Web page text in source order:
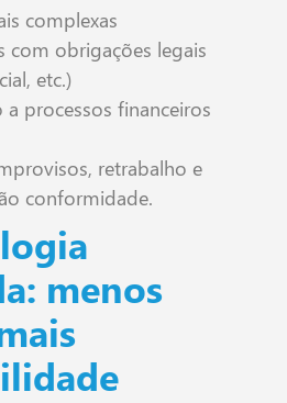
complexas
com obrigações legais
etc.)
a processos financeiros
retrabalho e
conformidade.
menos